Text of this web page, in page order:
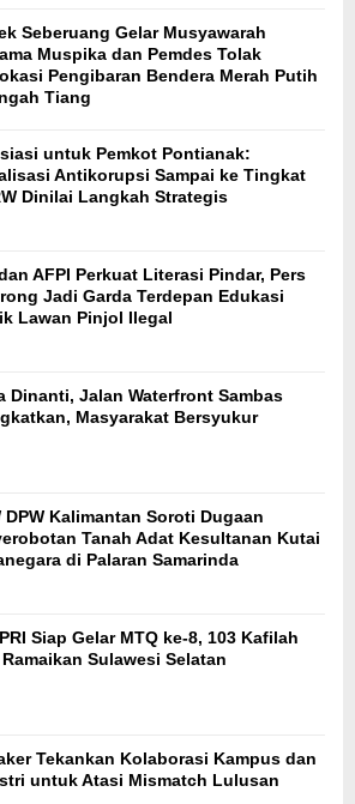
Seberuang Gelar Musyawarah
Muspika dan Pemdes Tolak
Pengibaran Bendera Merah Putih
Tiang
untuk Pemkot Pontianak:
Antikorupsi Sampai ke Tingkat
Dinilai Langkah Strategis
AFPI Perkuat Literasi Pindar, Pers
Jadi Garda Terdepan Edukasi
Lawan Pinjol Ilegal
Dinanti, Jalan Waterfront Sambas
Masyarakat Bersyukur
DPW Kalimantan Soroti Dugaan
Tanah Adat Kesultanan Kutai
di Palaran Samarinda
Siap Gelar MTQ ke-8, 103 Kafilah
Sulawesi Selatan
Tekankan Kolaborasi Kampus dan
untuk Atasi Mismatch Lulusan